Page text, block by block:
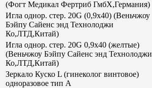
(Фогт Медикал Фертриб ГмбХ,Германия)
Игла однор. стер. 20G (0,9х40) (Веньчжоу
Бэйпу Сайенс энд Технолоджи
Ко,ЛТД,Китай)
Игла однор. стер. 20G 0,9х40 (желтые)
(Веньчжоу Бэйпу Сайенс энд Технолоджи
Ко,ЛТД,Китай)
Зеркало Куско L (гинеколог винтовое)
одноразовое тип А